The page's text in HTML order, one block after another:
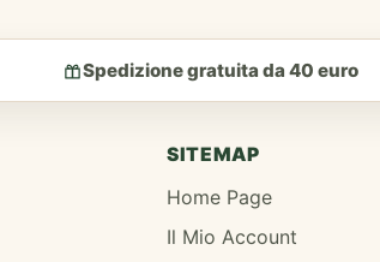
Spedizione gratuita da 40 euro
SITEMAP
Home Page
Il Mio Account